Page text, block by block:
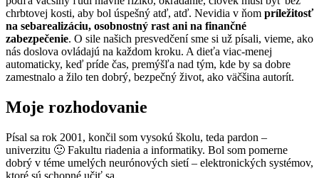
chrbtovej kosti, aby bol úspešný atď, atď. Nevidia v ňom príležitosť
na sebarealizáciu, osobnostný rast ani na finančné
zabezpečenie. O sile našich presvedčení sme si už písali, vieme, ako
nás doslova ovládajú na každom kroku. A dieťa viac-menej
automaticky, keď príde čas, premýšľa nad tým, kde by sa dobre
zamestnalo a žilo ten dobrý, bezpečný život, ako väčšina autorít.
Moje rozhodovanie
Písal sa rok 2001, končil som vysokú školu, teda pardon –
univerzitu 🙂 Fakultu riadenia a informatiky. Bol som pomerne
dobrý v téme umelých neurónových sietí – elektronických systémov,
ktoré sú schopné učiť sa.